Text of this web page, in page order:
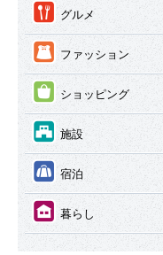
① グルメ
③ ファッション
⑤ ショッピング
⑦ 施設
⑨ 宿泊
⑪ 暮らし